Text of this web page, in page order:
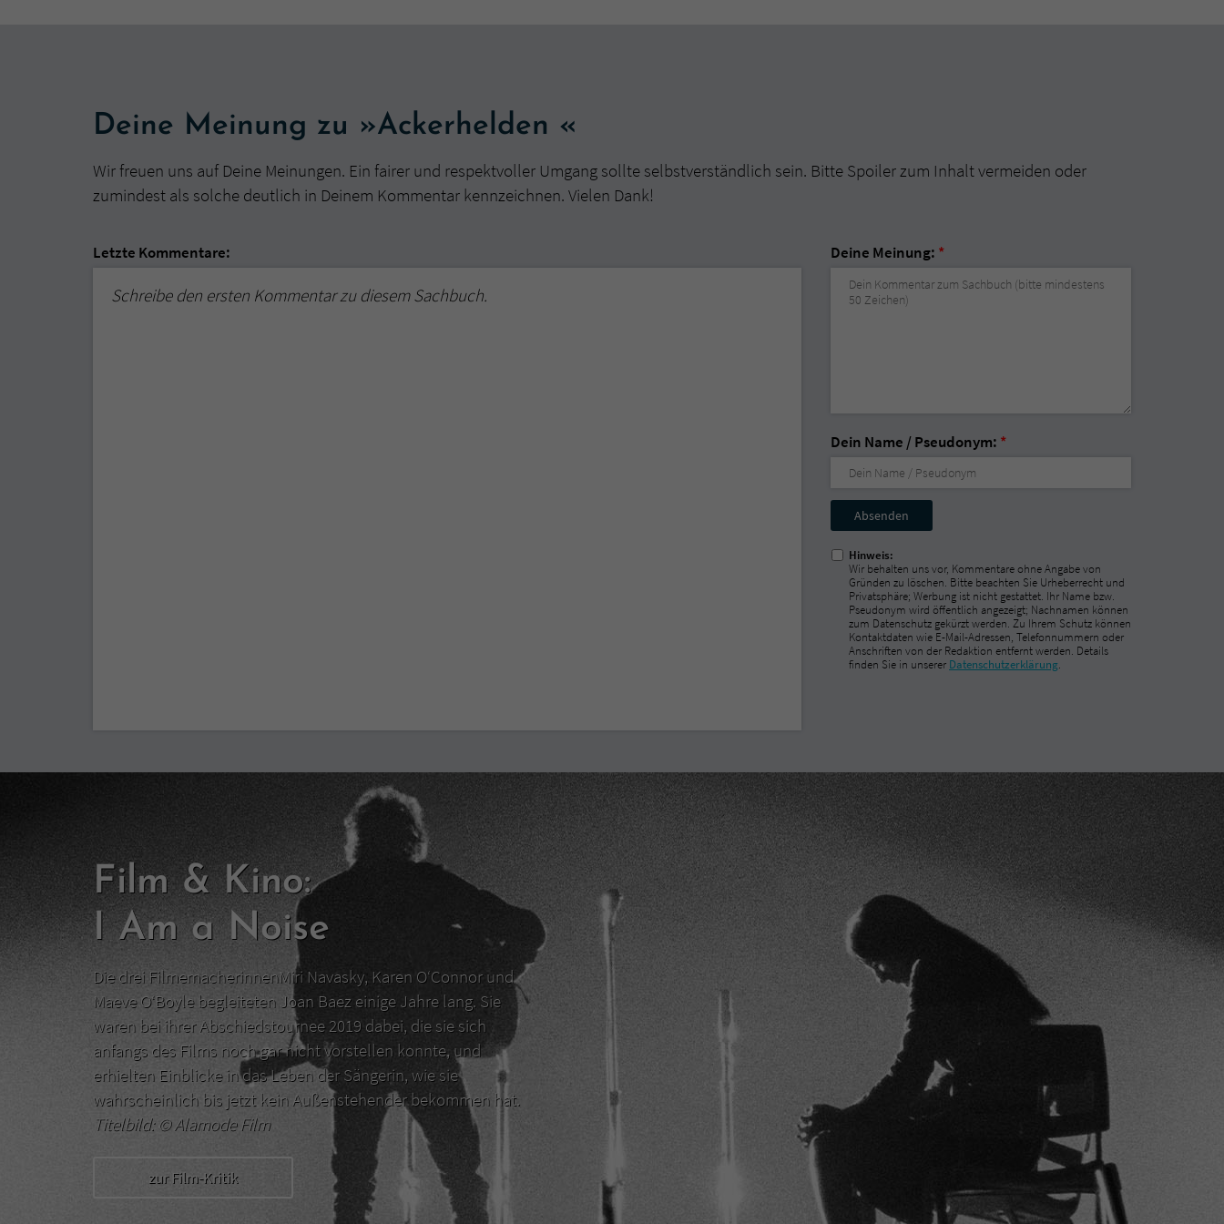
Deine Meinung zu »Ackerhelden «
Wir freuen uns auf Deine Meinungen. Ein fairer und respektvoller Umgang sollte selbstverständlich sein. Bitte Spoiler zum Inhalt vermeiden oder
zumindest als solche deutlich in Deinem Kommentar kennzeichnen. Vielen Dank!
Letzte Kommentare:
Schreibe den ersten Kommentar zu diesem Sachbuch.
Deine Meinung: *
Dein Name / Pseudonym: *
Nicht
ausfüllen!
Hinweis:
Wir behalten uns vor, Kommentare ohne Angabe von
Gründen zu löschen. Bitte beachten Sie Urheberrecht und
Privatsphäre; Werbung ist nicht gestattet. Ihr Name bzw.
Pseudonym wird öffentlich angezeigt; Nachnamen können
zum Datenschutz gekürzt werden. Zu Ihrem Schutz können
Kontaktdaten wie E-Mail-Adressen, Telefonnummern oder
Anschriften von der Redaktion entfernt werden. Details
finden Sie in unserer Datenschutzerklärung.
Film & Kino:
I Am a Noise
Die drei FilmemacherinnenMiri Navasky, Karen O‘Connor und
Maeve O‘Boyle begleiteten Joan Baez einige Jahre lang. Sie
waren bei ihrer Abschiedstournee 2019 dabei, die sie sich
anfangs des Films noch gar nicht vorstellen konnte, und
erhielten Einblicke in das Leben der Sängerin, wie sie
wahrscheinlich bis jetzt kein Außenstehender bekommen hat.
Titelbild: ©Alamode Film
zur Film-Kritik